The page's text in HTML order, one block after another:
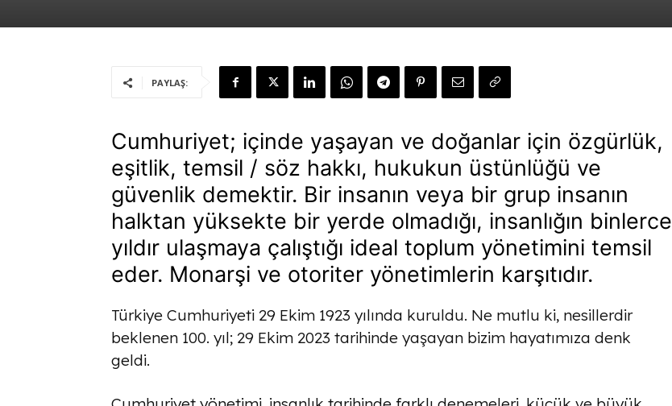
PAYLAŞ:
Cumhuriyet; içinde yaşayan ve doğanlar için özgürlük,
eşitlik, temsil / söz hakkı, hukukun üstünlüğü ve
güvenlik demektir. Bir insanın veya bir grup insanın
halktan yüksekte bir yerde olmadığı, insanlığın binlerce
yıldır ulaşmaya çalıştığı ideal toplum yönetimini temsil
eder. Monarşi ve otoriter yönetimlerin karşıtıdır.
Türkiye Cumhuriyeti 29 Ekim 1923 yılında kuruldu. Ne mutlu ki, nesillerdir
beklenen 100. yıl; 29 Ekim 2023 tarihinde yaşayan bizim hayatımıza denk
geldi.